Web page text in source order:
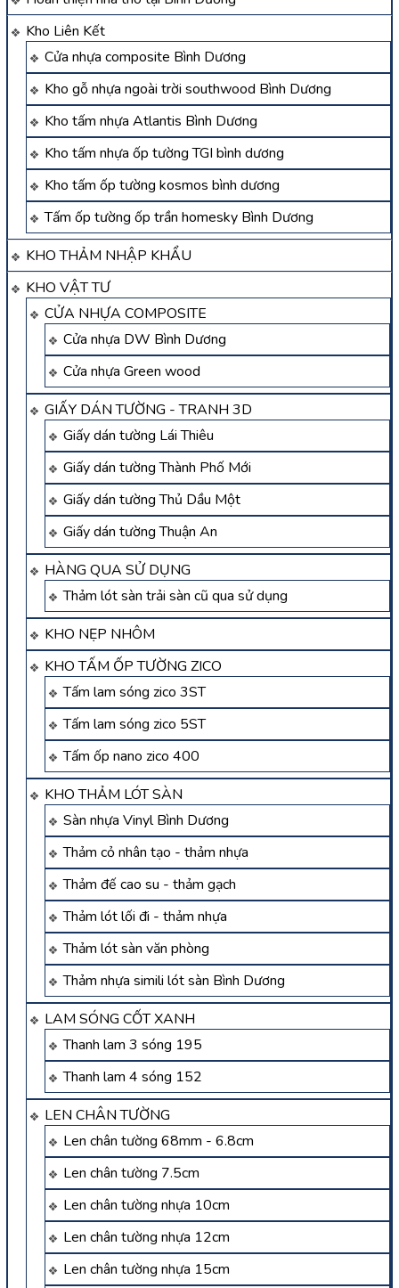
Kho Liên Kết
Cửa nhựa composite Bình Dương
Kho gỗ nhựa ngoài trời southwood Bình Dương
Kho tấm nhựa Atlantis Bình Dương
Kho tấm nhựa ốp tường TGI bình dương
Kho tấm ốp tường kosmos bình dương
Tấm ốp tường ốp trần homesky Bình Dương
KHO THẢM NHẬP KHẨU
KHO VẬT TƯ
CỬA NHỰA COMPOSITE
Cửa nhựa DW Bình Dương
Cửa nhựa Green wood
GIẤY DÁN TƯỜNG - TRANH 3D
Giấy dán tường Lái Thiêu
Giấy dán tường Thành Phố Mới
Giấy dán tường Thủ Dầu Một
Giấy dán tường Thuận An
HÀNG QUA SỬ DỤNG
Thảm lót sàn trải sàn cũ qua sử dụng
KHO NẸP NHÔM
KHO TẤM ỐP TƯỜNG ZICO
Tấm lam sóng zico 3ST
Tấm lam sóng zico 5ST
Tấm ốp nano zico 400
KHO THẢM LÓT SÀN
Sàn nhựa Vinyl Bình Dương
Thảm cỏ nhân tạo - thảm nhựa
Thảm đế cao su - thảm gạch
Thảm lót lối đi - thảm nhựa
Thảm lót sàn văn phòng
Thảm nhựa simili lót sàn Bình Dương
LAM SÓNG CỐT XANH
Thanh lam 3 sóng 195
Thanh lam 4 sóng 152
LEN CHÂN TƯỜNG
Len chân tường 68mm - 6.8cm
Len chân tường 7.5cm
Len chân tường nhựa 10cm
Len chân tường nhựa 12cm
Len chân tường nhựa 15cm